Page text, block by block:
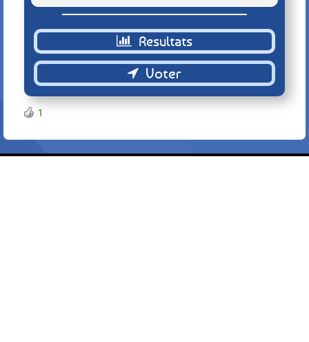
Retour
1